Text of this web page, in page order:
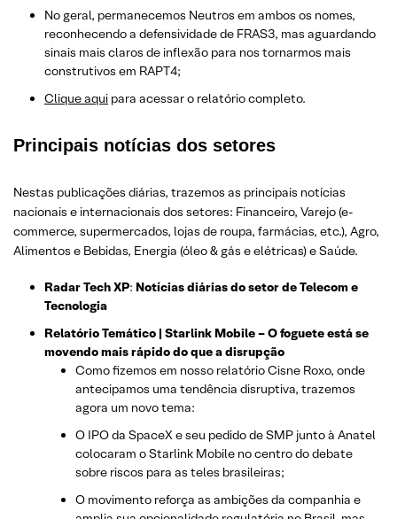
No geral, permanecemos Neutros em ambos os nomes,
reconhecendo a defensividade de FRAS3, mas aguardando
sinais mais claros de inflexão para nos tornarmos mais
construtivos em RAPT4;
Clique aqui para acessar o relatório completo.
Principais notícias dos setores
Nestas publicações diárias, trazemos as principais notícias
nacionais e internacionais dos setores: Financeiro, Varejo(e-
commerce, supermercados, lojas de roupa, farmácias, etc.), Agro,
Alimentos e Bebidas, Energia (óleo & gás e elétricas) e Saúde.
Radar Tech XP: Notícias diárias do setor de Telecom e
Tecnologia
Relatório Temático | Starlink Mobile – O foguete está se
movendo mais rápido do que a disrupção
Como fizemos em nosso relatório Cisne Roxo, onde
antecipamos uma tendência disruptiva, trazemos
agora um novo tema:
O IPO da SpaceX e seu pedido de SMP junto à Anatel
colocaram o Starlink Mobile no centro do debate
sobre riscos para as teles brasileiras;
O movimento reforça as ambições da companhia e